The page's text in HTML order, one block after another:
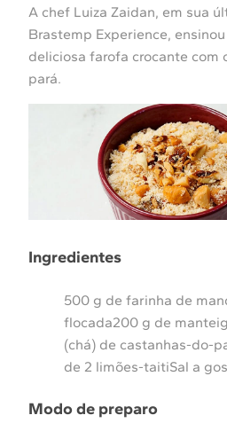
A chef Luiza Zaidan, em sua
Brastemp Experience,
deliciosa farofa crocante com
pará.
Ingredientes
500 g de farinha de
flocada200 g de
(chá) de castanhas-do-
de 2 limões-taitiSal a
Modo de preparo